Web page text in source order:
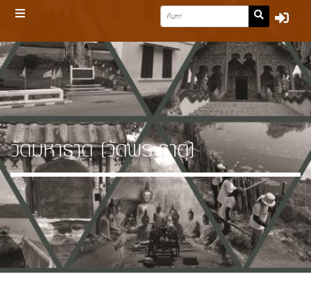
วัดมหาธาตุ (วัดพระธาตุ)